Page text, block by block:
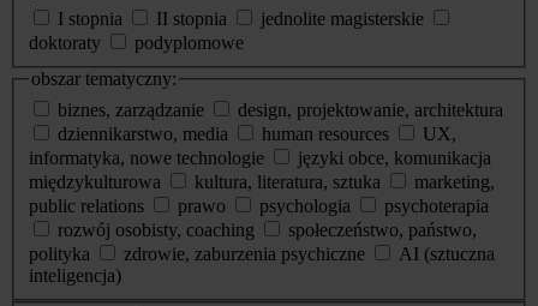
I stopnia
II stopnia
jednolite magisterskie
doktoraty
podyplomowe
obszar tematyczny:
biznes, zarządzanie
design, projektowanie, architektura
dziennikarstwo, media
human resources
UX,
informatyka, nowe technologie
języki obce, komunikacja
międzykulturowa
kultura, literatura, sztuka
marketing,
public relations
prawo psychologia
psychoterapia
rozwój osobisty, coaching
społeczeństwo, państwo,
polityka
zdrowie, zaburzenia psychiczne
AI (sztuczna
inteligencja)